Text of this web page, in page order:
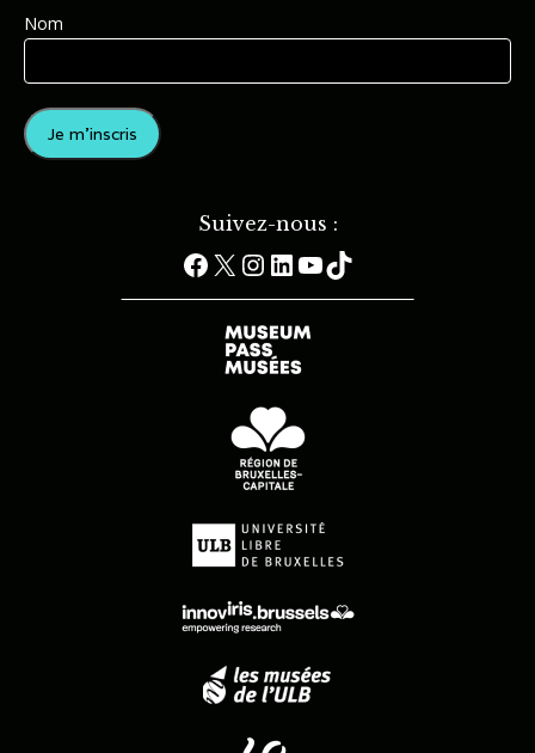
Nom
Suivez-nous :
Facebook
X Instagram
LinkedInYouTube